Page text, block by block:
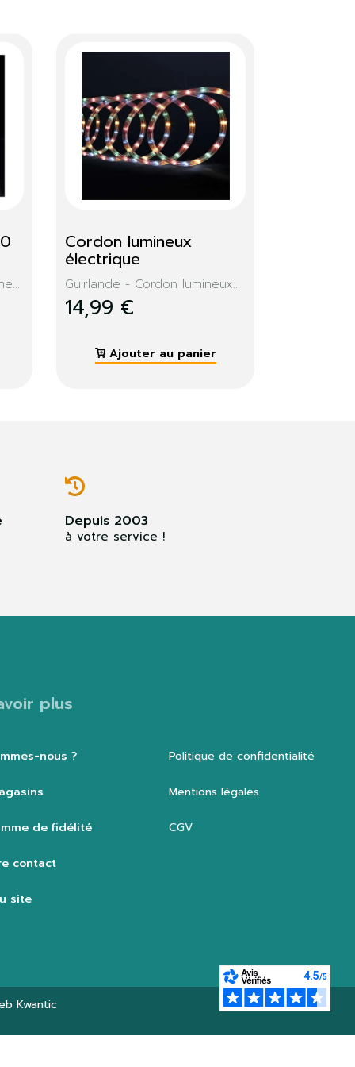
Bonnet de Noël
clignotant
Bonnet de Noël 5 étoiles
clignotantes...
1,99 €
Ajouter au panier
Depuis 2003
à votre service !
plus
nous ?
de fidélité
contact
site
Politique de confidentialité
Mentions légales
CGV
Kwantic